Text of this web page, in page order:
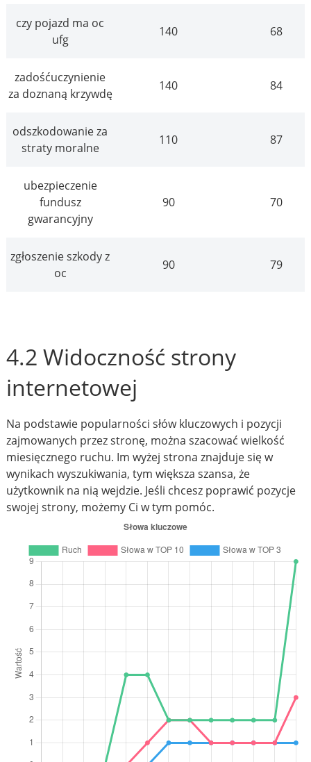
czy pojazd ma oc
ufg
140 68
zadośćuczynienie
za doznaną krzywdę
140 84
odszkodowanie za
straty moralne
110 87
ubezpieczenie
fundusz
gwarancyjny
90 70
zgłoszenie szkody z
oc
90 79
4.2 Widoczność strony
internetowej
Na podstawie popularności słów kluczowych i pozycji
zajmowanych przez stronę, można szacować wielkość
miesięcznego ruchu. Im wyżej strona znajduje się w
wynikach wyszukiwania, tym większa szansa, że
użytkownik na nią wejdzie. Jeśli chcesz poprawić pozycje
swojej strony, możemy Ci w tym pomóc.